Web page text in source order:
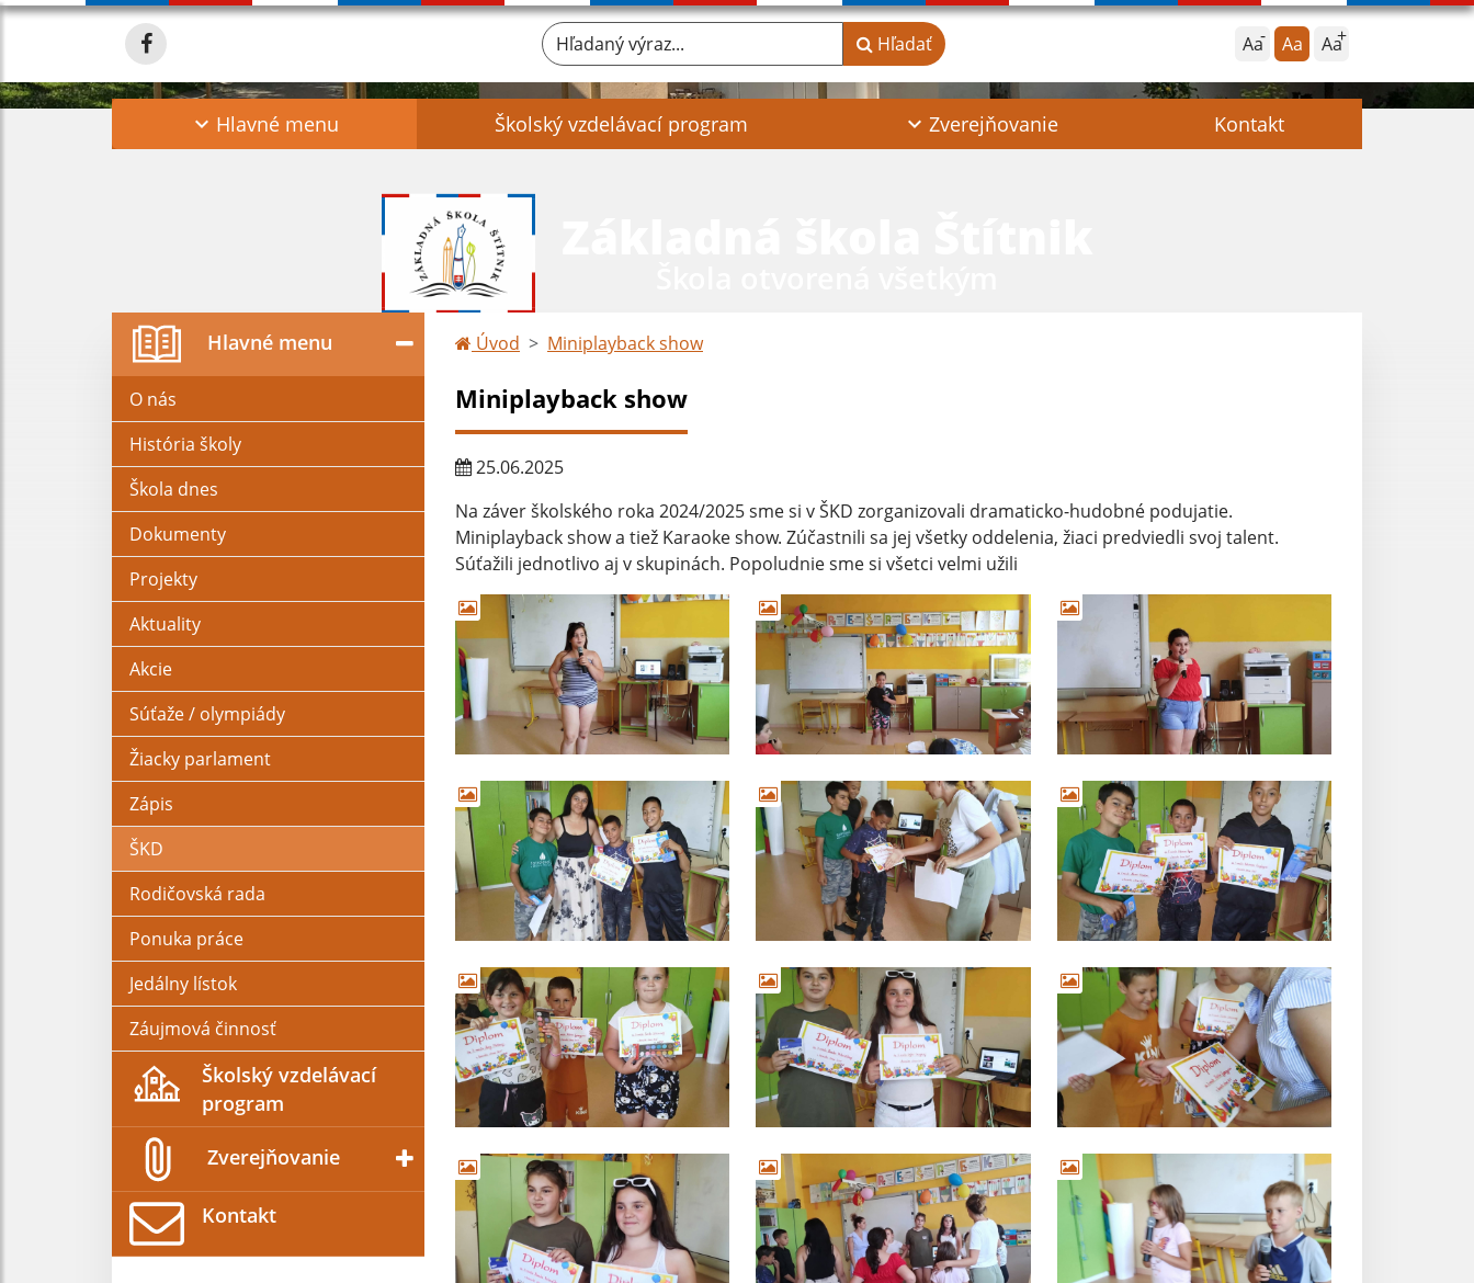
Aa Aa Aa
Hľadaný výraz... Hľadať
Hlavné menu Školský vzdelávací program Zverejňovanie Kontakt
Hlavné menu
O nás
História školy
Škola dnes
Dokumenty
Projekty
Aktuality
Akcie
Súťaže / olympiády
Žiacky parlament
Zápis
ŠKD
Rodičovská rada
Ponuka práce
Jedálny lístok
Záujmová činnosť
Školský vzdelávací
program
Zverejňovanie
Kontakt
Úvod Miniplayback show
Miniplayback show
25.06.2025
Na záver školského roka 2024/2025 sme si v ŠKD zorganizovali dramaticko-hudobné podujatie.
Miniplayback show a tiež Karaoke show. Zúčastnili sa jej všetky oddelenia, žiaci predviedli svoj talent.
Súťažili jednotlivo aj v skupinách. Popoludnie sme si všetci velmi užili